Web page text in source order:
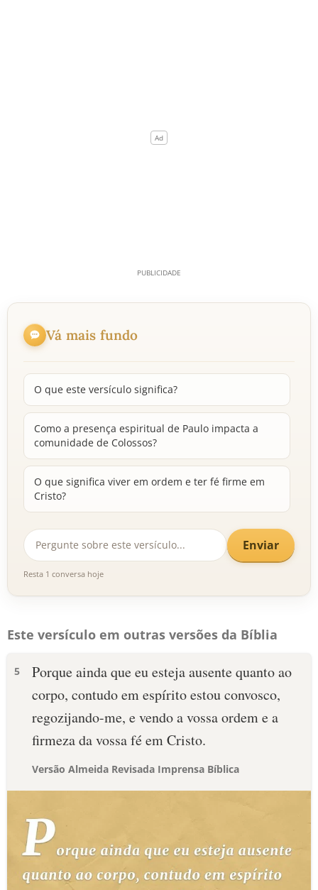
Vá mais fundo
O que este versículo significa?
Como a presença espiritual de Paulo impacta a
comunidade de Colossos?
O que significa viver em ordem e ter fé firme em
Cristo?
Enviar
Resta 1 conversa hoje
Este versículo em outras versões da Bíblia
5
Porque ainda que eu esteja ausente quanto ao
corpo, contudo em espírito estou convosco,
regozijando-me, e vendo a vossa ordem e a
firmeza da vossa fé em Cristo.
Versão Almeida Revisada Imprensa Bíblica